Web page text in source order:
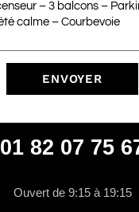
ENVOYER
01 82 07 75
Ouvert de 9:15 à 19:15